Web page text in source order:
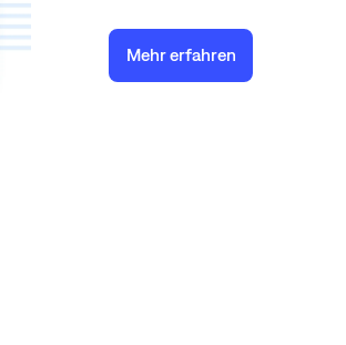
Mehr erfahren